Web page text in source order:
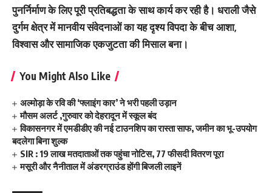
पुनर्निर्माण के लिए पूरी प्रतिबद्धता के साथ कार्य कर रही है। धराली जैसे
दुर्गम क्षेत्र में मानवीय संवेदनाओं का यह दृश्य विपदा के बीच आशा,
विश्वास और सामाजिक एकजुटता की मिसाल बना।
You Might Also Like
अल्मोड़ा के रवि की ‘फ्लाइंग कार’ ने भरी पहली उड़ान
मौसम अलर्ट ,गुरुवार को देहरादून में स्कूल बंद
विकासनगर में एमडीडीए की नई टाउनशिप का रास्ता साफ, जमीन का भू-उपयोग
बदलेगा बिना शुल्क
SIR : 19 लाख मतदाताओं तक पहुंचा नोटिस, 77 फीसदी वितरण पूरा
मसूरी और नैनीताल में अंडरग्राउंड होंगी बिजली लाइनें